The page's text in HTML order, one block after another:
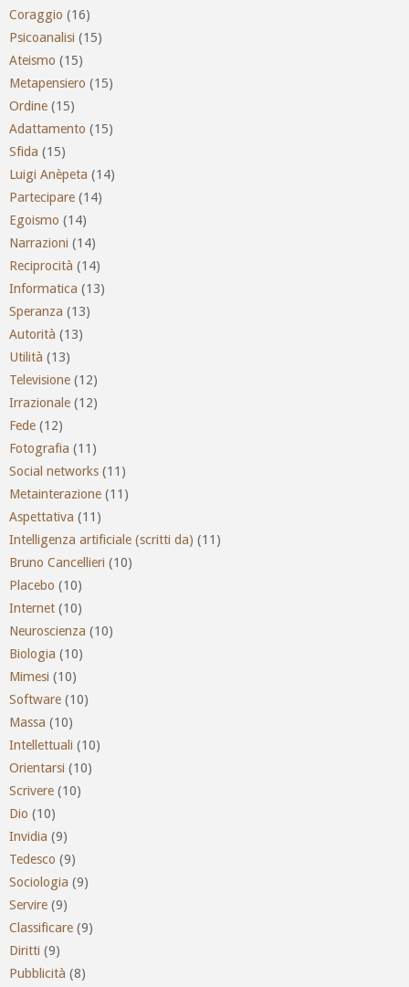
Coraggio (16)
Psicoanalisi (15)
Ateismo (15)
Metapensiero (15)
Ordine (15)
Adattamento (15)
Sfida (15)
Luigi Anèpeta (14)
Partecipare (14)
Egoismo (14)
Narrazioni (14)
Reciprocità (14)
Informatica (13)
Speranza (13)
Autorità (13)
Utilità (13)
Televisione (12)
Irrazionale (12)
Fede (12)
Fotografia (11)
Social networks (11)
Metainterazione (11)
Aspettativa (11)
Intelligenza artificiale (scritti da) (11)
Bruno Cancellieri (10)
Placebo (10)
Internet (10)
Neuroscienza (10)
Biologia (10)
Mimesi (10)
Software (10)
Massa (10)
Intellettuali (10)
Orientarsi (10)
Scrivere (10)
Dio (10)
Invidia (9)
Tedesco (9)
Sociologia (9)
Servire (9)
Classificare (9)
Diritti (9)
Pubblicità (8)